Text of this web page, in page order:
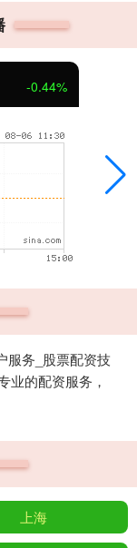
-0.44%
服务_股票配资技
业的配资服务，
上海